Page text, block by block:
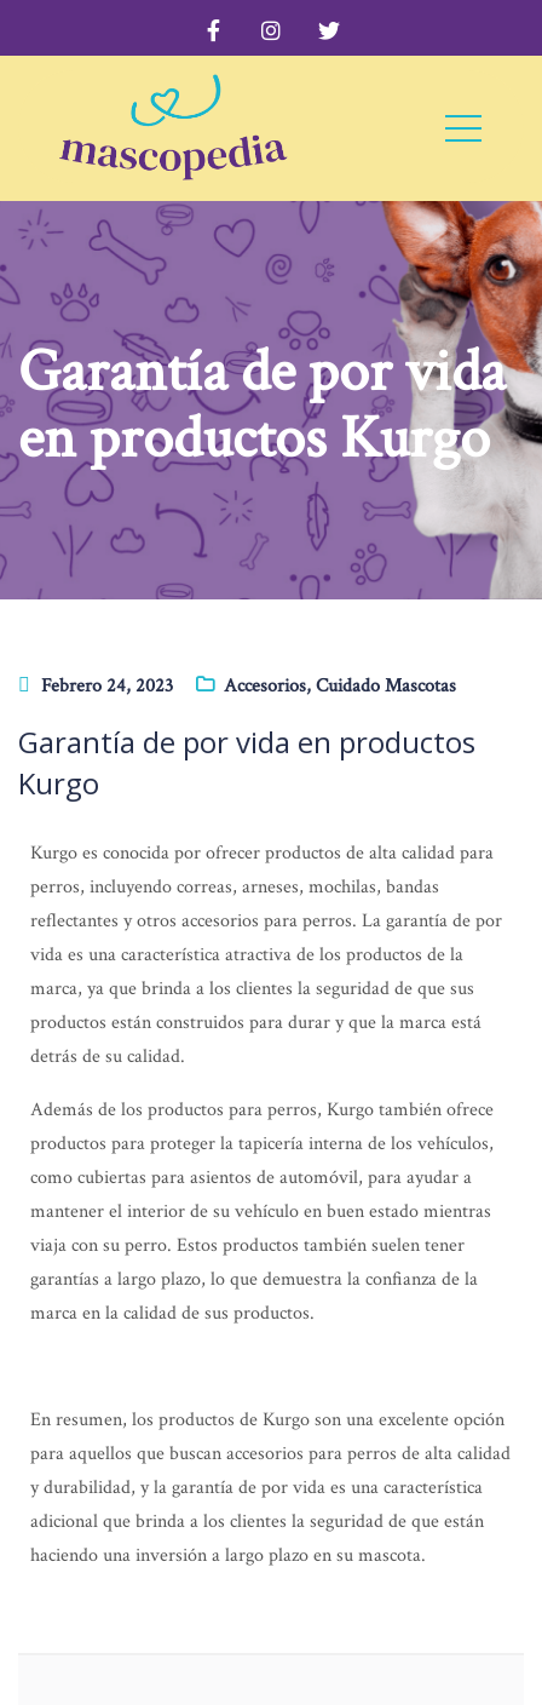
Garantía de por vida
en productos Kurgo
Febrero 24, 2023 Accesorios,Cuidado Mascotas
Garantía de por vida en productos
Kurgo
Kurgo es conocida por ofrecer productos de alta calidad para
perros, incluyendo correas, arneses, mochilas, bandas
reflectantes y otros accesorios para perros. La garantía de por
vida es una característica atractiva de los productos de la
marca, ya que brinda a los clientes la seguridad de que sus
productos están construidos para durar y que la marca está
detrás de su calidad.
Además de los productos para perros, Kurgo también ofrece
productos para proteger la tapicería interna de los vehículos,
como cubiertas para asientos de automóvil, para ayudar a
mantener el interior de su vehículo en buen estado mientras
viaja con su perro. Estos productos también suelen tener
garantías a largo plazo, lo que demuestra la confianza de la
marca en la calidad de sus productos.
En resumen, los productos de Kurgo son una excelente opción
para aquellos que buscan accesorios para perros de alta calidad
y durabilidad, y la garantía de por vida es una característica
adicional que brinda a los clientes la seguridad de que están
haciendo una inversión a largo plazo en su mascota.